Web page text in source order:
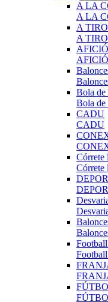
A LA
A LA
A
A
Bola
Bola
CADU
CADU
Córrete
Córrete